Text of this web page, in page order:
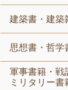
建築書・建築
思想書・哲学
軍事書籍・戦
ミリタリー書